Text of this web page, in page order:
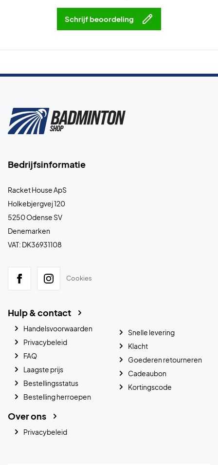
Schrijf beoordeling
Bedrijfsinformatie
Racket House ApS
Holkebjergvej 120
5250 Odense SV
Denemarken
VAT: DK36931108
Cookies
Hulp & contact
Handelsvoorwaarden
Privacybeleid
FAQ
Laagste prijs
Bestellingsstatus
Bestelling herroepen
Snelle levering
Klacht
Goederen retourneren
Cadeaubon
Kortingscode
Over ons
Privacybeleid